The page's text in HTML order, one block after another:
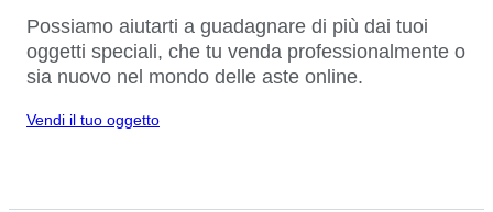
Possiamo aiutarti a guadagnare di più dai tuoi
oggetti speciali, che tu venda professionalmente o
sia nuovo nel mondo delle aste online.
Vendi il tuo oggetto